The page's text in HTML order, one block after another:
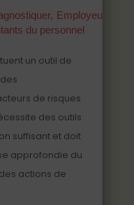
Employeurs
du personnel
un outil de
de risques
des outils
suffisant et doit
approfondie du
actions de